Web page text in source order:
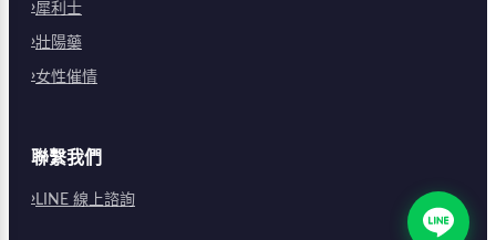
犀利士
壯陽藥
女性催情
聯繫我們
LINE 線上諮詢